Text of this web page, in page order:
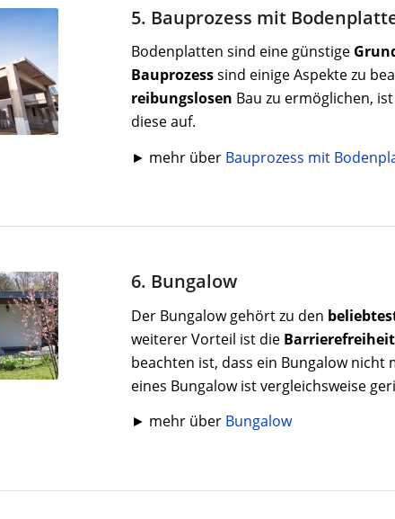
5. Bauprozess mit
Bodenplatten sind eine günstige
Bauprozesssind einige Aspekte zu
reibungslosen Bau zu ermöglichen,
diese auf.
► mehr über Bauprozess mit
6. Bungalow
Der Bungalow gehört zu den
weiterer Vorteil ist die
beachten ist, dass ein Bungalow nicht
eines Bungalow ist vergleichsweise
► mehr über Bungalow